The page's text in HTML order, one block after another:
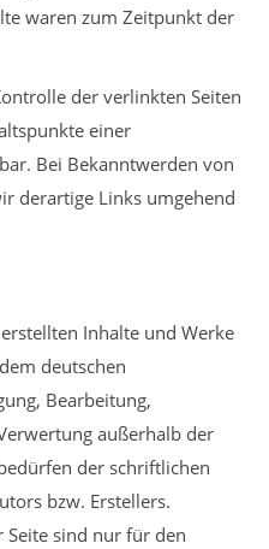
waren zum Zeitpunkt der
der verlinkten Seiten
einer
Bei Bekanntwerden von
derartige Links umgehend
Inhalte und Werke
deutschen
Bearbeitung,
außerhalb der
der schriftlichen
bzw. Erstellers.
Seite sind nur für den